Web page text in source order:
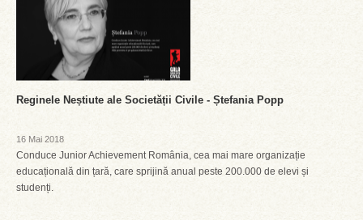
Reginele Neștiute ale Societății Civile - Ștefania Popp
16 Mai 2018
Conduce Junior Achievement România, cea mai mare organizație
educațională din țară, care sprijină anual peste 200.000 de elevi și
studenți.